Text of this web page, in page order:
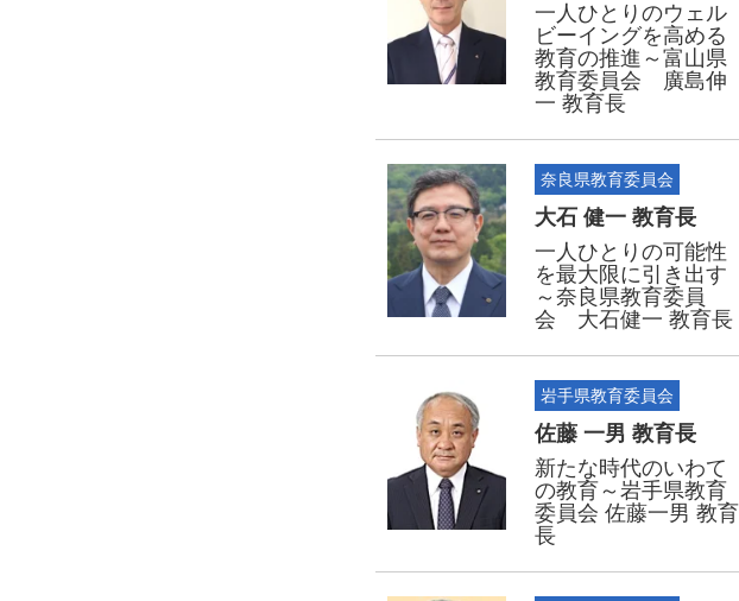
一人ひとりのウェル
ビーイングを高める
教育の推進～富山県
教育委員会 廣島伸
一 教育長
奈良県教育委員会
大石 健一 教育長
一人ひとりの可能性
を最大限に引き出す
～奈良県教育委員
会 大石健一 教育長
岩手県教育委員会
佐藤 一男 教育長
新たな時代のいわて
の教育～岩手県教育
委員会 佐藤一男 教育
長